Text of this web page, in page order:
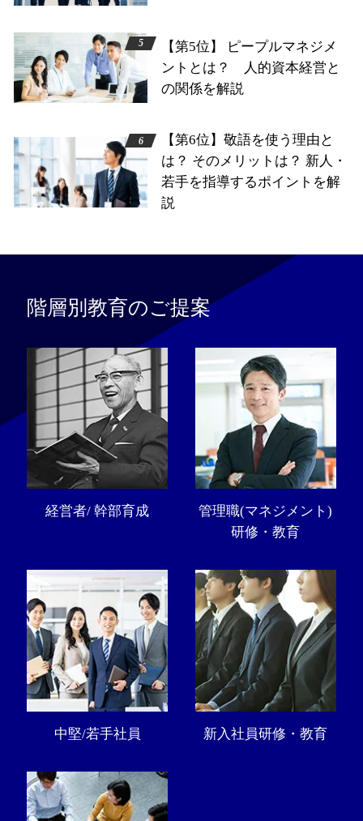
【第5位】 ピープルマネジメ
ントとは？ 人的資本経営と
の関係を解説
【第6位】敬語を使う理由と
は？ そのメリットは？ 新人・
若手を指導するポイントを解
説
階層別教育のご提案
経営者/ 幹部育成
管理職(マネジメント)
研修・教育
中堅/若手社員 新入社員研修・教育